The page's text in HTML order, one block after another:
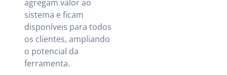
agregam valor ao
sistema e ficam
disponíveis para todos
os clientes, ampliando
o potencial da
ferramenta.